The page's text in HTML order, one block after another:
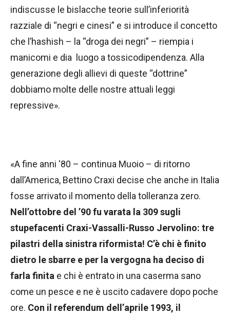
indiscusse le bislacche teorie sull’inferiorità
razziale di “negri e cinesi” e si introduce il concetto
che l’hashish – la “droga dei negri” – riempia i
manicomi e dia luogo a tossicodipendenza. Alla
generazione degli allievi di queste “dottrine”
dobbiamo molte delle nostre attuali leggi
repressive».
«A fine anni ‘80 – continua Muoio – di ritorno
dall’America, Bettino Craxi decise che anche in Italia
fosse arrivato il momento della tolleranza zero.
Nell’ottobre del ’90 fu varata la 309 sugli
stupefacenti Craxi-Vassalli-Russo Jervolino: tre
pilastri della sinistra riformista! C’è chi è finito
dietro le sbarre e per la vergogna ha deciso di
farla finita e chi è entrato in una caserma sano
come un pesce e ne è uscito cadavere dopo poche
ore. Con il referendum dell’aprile 1993, il